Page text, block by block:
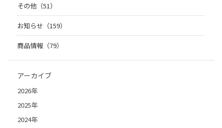
その他（51）
お知らせ（159）
商品情報（79）
アーカイブ
2026年
2025年
2024年